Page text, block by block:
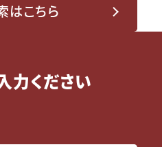
はこちら
力ください